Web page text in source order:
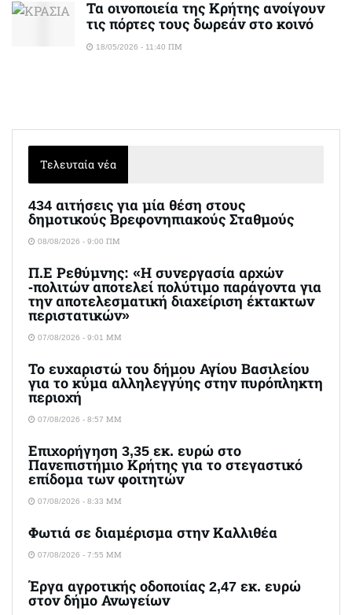
Τα οινοποιεία της Κρήτης ανοίγουν
τις πόρτες τους δωρεάν στο κοινό
18/05/2026 - 11:40 ΠΜ
Τελευταία νέα
434 αιτήσεις για μία θέση στους
δημοτικούς Βρεφονηπιακούς Σταθμούς
08/08/2026 - 9:00 ΠΜ
Π.Ε Ρεθύμνης: «Η συνεργασία αρχών
-πολιτών αποτελεί πολύτιμο παράγοντα για
την αποτελεσματική διαχείριση έκτακτων
περιστατικών»
07/08/2026 - 9:01 ΜΜ
Το ευχαριστώ του δήμου Αγίου Βασιλείου
για το κύμα αλληλεγγύης στην πυρόπληκτη
περιοχή
07/08/2026 - 8:57 ΜΜ
Επιχορήγηση 3,35 εκ. ευρώ στο
Πανεπιστήμιο Κρήτης για το στεγαστικό
επίδομα των φοιτητών
07/08/2026 - 8:33 ΜΜ
Φωτιά σε διαμέρισμα στην Καλλιθέα
07/08/2026 - 7:55 ΜΜ
Έργα αγροτικής οδοποιίας 2,47 εκ. ευρώ
στον δήμο Ανωγείων